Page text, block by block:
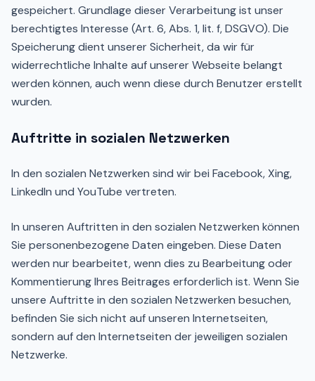
gespeichert. Grundlage dieser Verarbeitung ist unser
berechtigtes Interesse (Art. 6, Abs. 1, lit. f, DSGVO). Die
Speicherung dient unserer Sicherheit, da wir für
widerrechtliche Inhalte auf unserer Webseite belangt
werden können, auch wenn diese durch Benutzer erstellt
wurden.
Auftritte in sozialen Netzwerken
In den sozialen Netzwerken sind wir bei Facebook, Xing,
LinkedIn und YouTube vertreten.
In unseren Auftritten in den sozialen Netzwerken können
Sie personenbezogene Daten eingeben. Diese Daten
werden nur bearbeitet, wenn dies zu Bearbeitung oder
Kommentierung Ihres Beitrages erforderlich ist. Wenn Sie
unsere Auftritte in den sozialen Netzwerken besuchen,
befinden Sie sich nicht auf unseren Internetseiten,
sondern auf den Internetseiten der jeweiligen sozialen
Netzwerke.